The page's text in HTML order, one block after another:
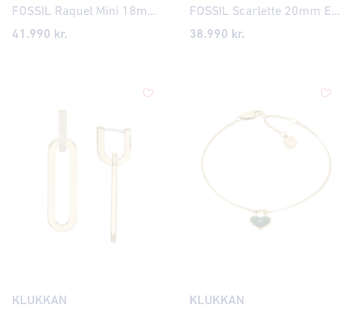
FOSSIL Raquel Mini 18mm ES5478
41.990 kr.
FOSSIL Scarlette 20mm ES5474
38.990 kr.
KLUKKAN
KLUKKAN